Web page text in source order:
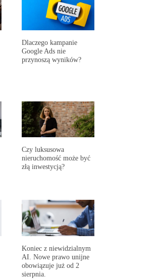
Dlaczego kampanie
Google Ads nie
przynoszą wyników?
Czy luksusowa
nieruchomość może być
złą inwestycją?
Koniec z niewidzialnym
AI. Nowe prawo unijne
obowiązuje już od 2
sierpnia.